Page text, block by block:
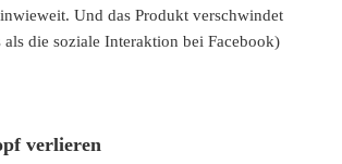
Und das Produkt verschwindet
als die soziale Interaktion bei Facebook)
verlieren